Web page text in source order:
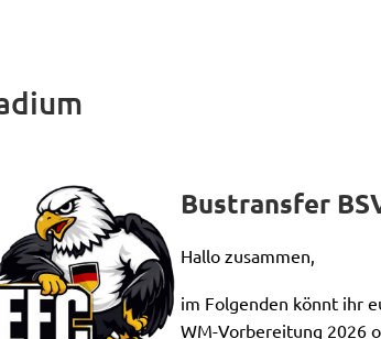
Bustransfer
Hallo zusammen,
im Folgenden könnt ihr
WM-Vorbereitung 2026